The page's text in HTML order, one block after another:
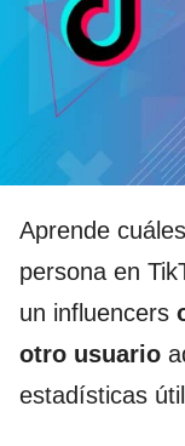
Aprende
persona en
un influencers
otro usuario
estadísticas